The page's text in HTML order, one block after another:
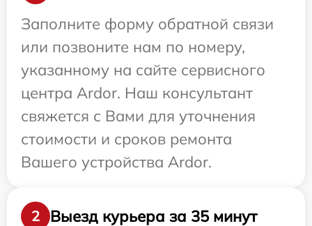
Заполните форму обратной связи
или позвоните нам по номеру,
указанному на сайте сервисного
центра Ardor. Наш консультант
свяжется с Вами для уточнения
стоимости и сроков ремонта
Вашего устройства Ardor.
2 Выезд курьера за 35 минут